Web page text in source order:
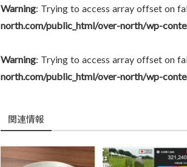
Warning: Trying to access array offset on
north.com/public_html/over-north/wp-
Warning: Trying to access array offset on
north.com/public_html/over-north/wp-
関連情報